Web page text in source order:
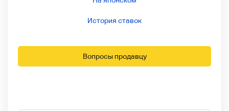
История ставок
Вопросы продавцу